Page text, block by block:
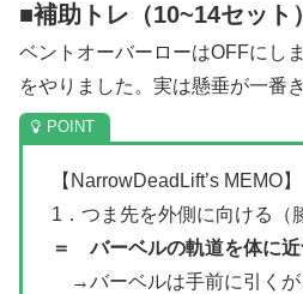
■補助トレ（10~14セット）
ベントオーバーローはOFFにし
をやりました。実は懸垂が一番
【NarrowDeadLift’s MEMO】
1．つま先を外側に向ける（
＝ バーベルの軌道を体に近
→バーベルは手前に引くが